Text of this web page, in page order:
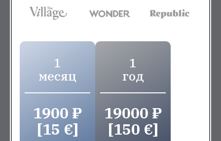
1
месяц
1900 ₽
[15 €]
1
год
19000 ₽
[150 €]